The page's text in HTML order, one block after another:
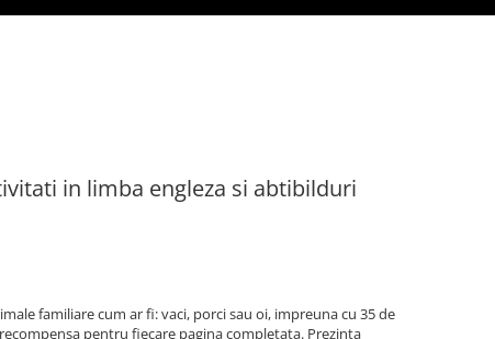
in limba engleza si abtibilduri
familiare cum ar fi: vaci, porci sau oi, impreuna cu 35 de
pentru fiecare pagina completata. Prezinta